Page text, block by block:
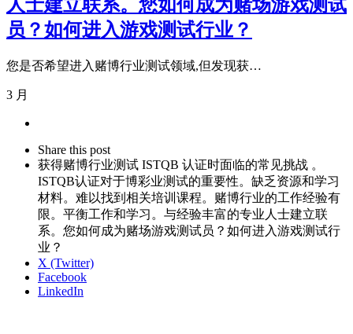
人士建立联系。您如何成为赌场游戏测试
员？如何进入游戏测试行业？
您是否希望进入赌博行业测试领域,但发现获…
3 月
post
Share this postClose
sharing
box
获得赌博行业测试 ISTQB 认证时面临的常见挑战 。
ISTQB认证对于博彩业测试的重要性。缺乏资源和学习
材料。难以找到相关培训课程。赌博行业的工作经验有
限。平衡工作和学习。与经验丰富的专业人士建立联
系。您如何成为赌场游戏测试员？如何进入游戏测试行
业？
X (Twitter)
Facebook
LinkedIn